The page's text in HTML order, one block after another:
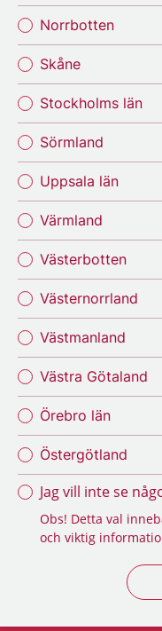
Norrbotten
Skåne
Stockholms län
Sörmland
Uppsala län
Värmland
Västerbotten
Västernorrland
Västmanland
Västra Götaland
Örebro län
Östergötland
Jag vill inte se
Obs! Detta val
och viktig